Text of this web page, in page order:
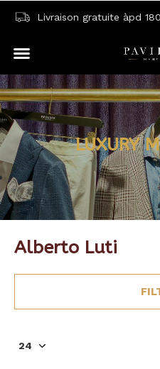
Livraison gratuite àpd
LUXURY
Alberto Luti